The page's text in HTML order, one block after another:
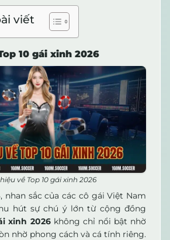
viết
10 gái xinh 2026
về Top 10 gái xinh 2026
nhan sắc của các cô gái Việt Nam
hút sự chú ý lớn từ cộng đồng
xinh 2026không chỉ nổi bật nhờ
nhờ phong cách và cá tính riêng.